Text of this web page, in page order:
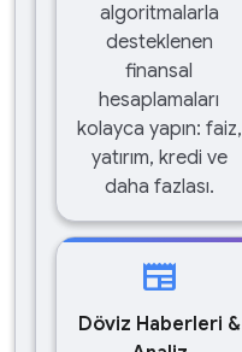
algoritmalarla
desteklenen
finansal
hesaplamaları
kolayca yapın: faiz,
yatırım, kredi ve
daha fazlası.
newspaper
Döviz Haberleri &